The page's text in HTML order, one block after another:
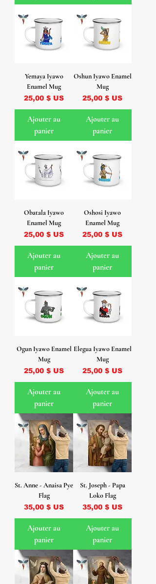
Yemaya Iyawo
Enamel Mug
Prix
25,00 $ US
Ajouter au
panier
Oshun Iyawo Enamel
Mug
Prix
25,00 $ US
Ajouter au
panier
Obatala Iyawo
Enamel Mug
Prix
25,00 $ US
Ajouter au
panier
Oshosi Iyawo
Enamel Mug
Prix
25,00 $ US
Ajouter au
panier
Ogun Iyawo Enamel
Mug
Prix
25,00 $ US
Ajouter au
panier
Elegua Iyawo Enamel
Mug
Prix
25,00 $ US
Ajouter au
panier
St. Anne - Anaisa Pye
Flag
Prix
35,00 $ US
Ajouter au
panier
St. Joseph - Papa
Loko Flag
Prix
35,00 $ US
Ajouter au
panier